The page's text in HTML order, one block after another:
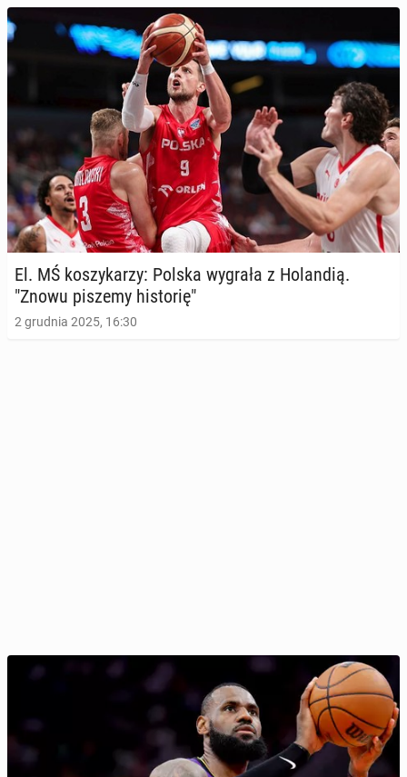
El. MŚ ko­szy­ka­rzy: Polska wygrała z Ho­lan­dią.
"Znowu piszemy hi­sto­rię"
2 grudnia 2025, 16:30